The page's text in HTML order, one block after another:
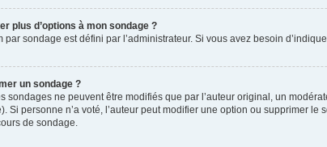
plus d’options à mon sondage ?
par sondage est défini par l’administrateur. Si vous avez besoin
un sondage ?
sondages ne peuvent être modifiés que par l’auteur original, un
Si personne n’a voté, l’auteur peut modifier une option ou supprimer
de sondage.